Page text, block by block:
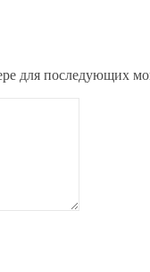
для последующих